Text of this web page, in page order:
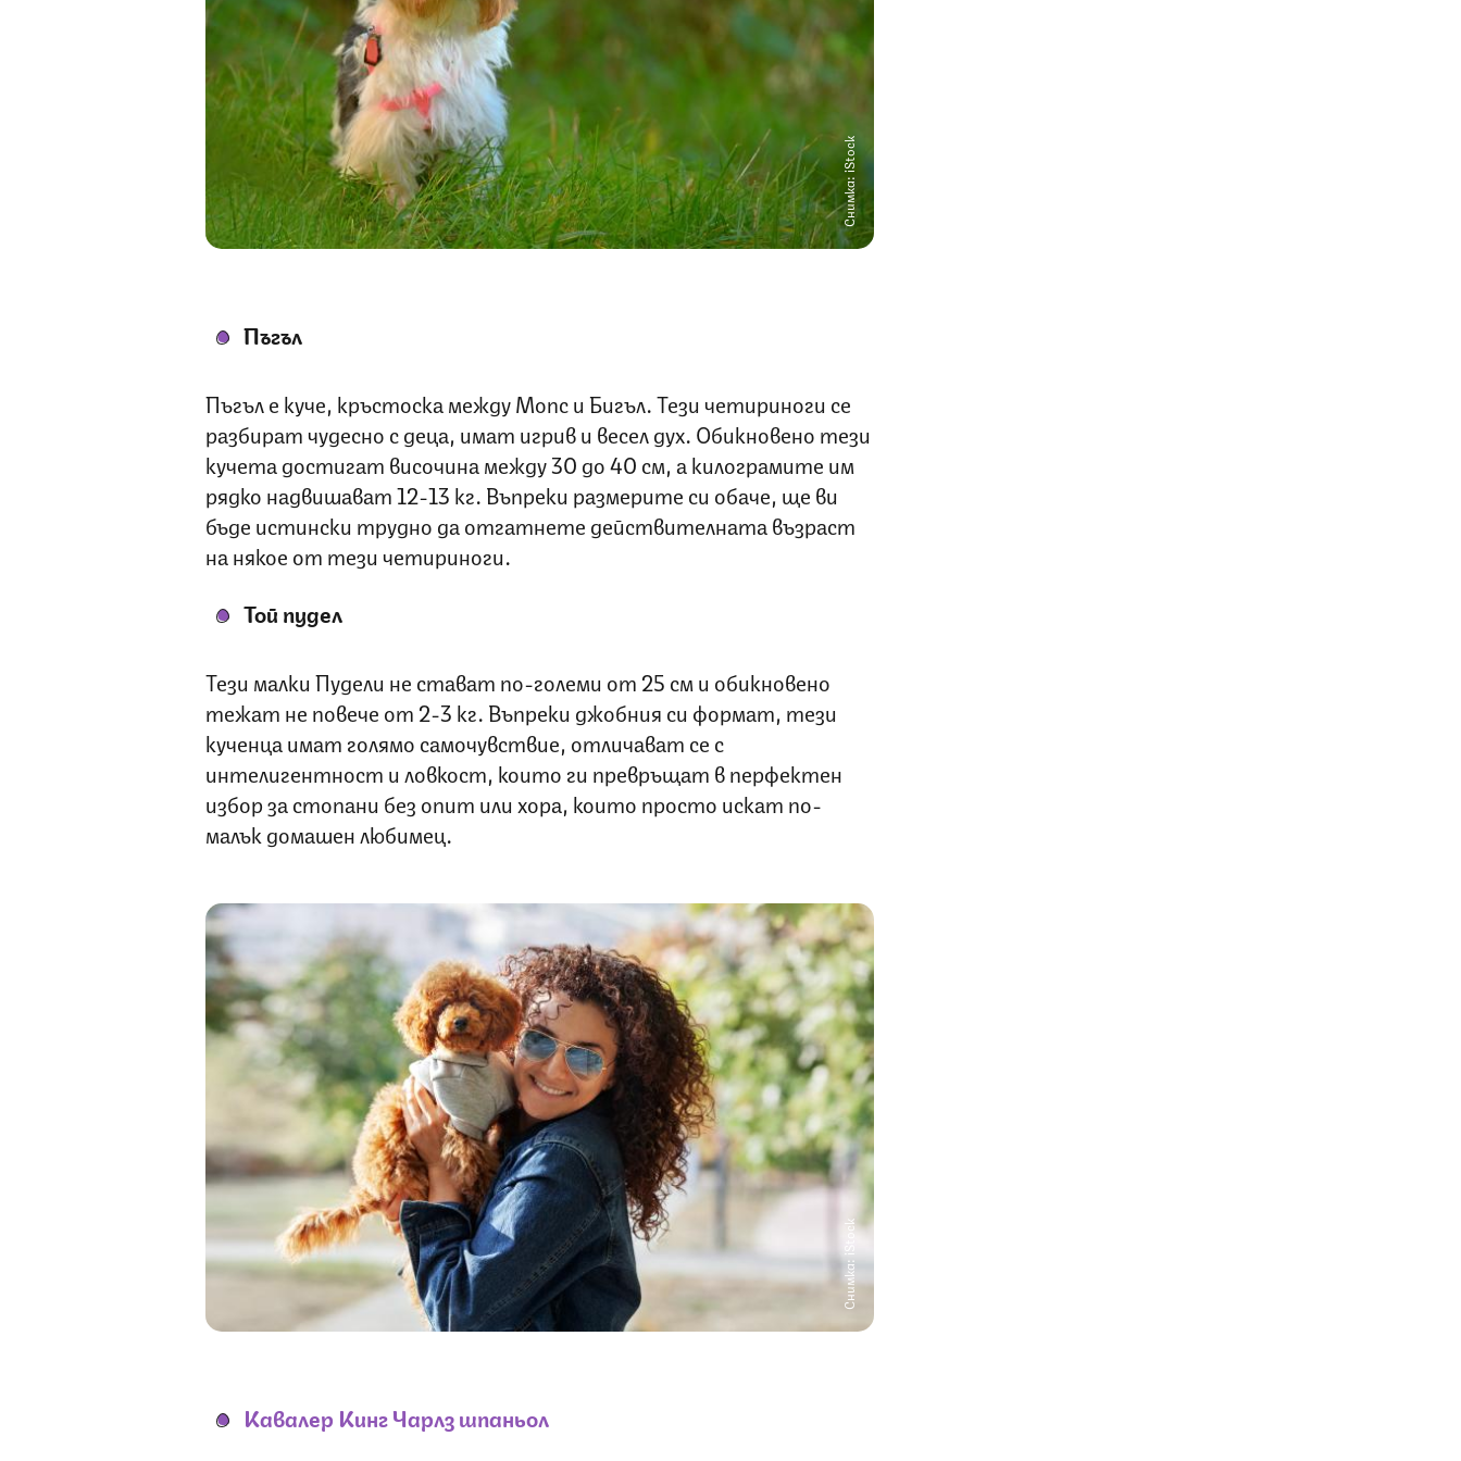
Снимка: iStock
Пъгъл
Пъгъл е куче, кръстоска между Мопс и Бигъл. Тези четириноги се
разбират чудесно с деца, имат игрив и весел дух. Обикновено тези
кучета достигат височина между 30 до 40 см, а килограмите им
рядко надвишават 12-13 кг. Въпреки размерите си обаче, ще ви
бъде истински трудно да отгатнете действителната възраст
на някое от тези четириноги.
Той пудел
Тези малки Пудели не стават по-големи от 25 см и обикновено
тежат не повече от 2-3 кг. Въпреки джобния си формат, тези
кученца имат голямо самочувствие, отличават се с
интелигентност и ловкост, които ги превръщат в перфектен
избор за стопани без опит или хора, които просто искат по-
малък домашен любимец.
Снимка: iStock
Кавалер Кинг Чарлз шпаньол